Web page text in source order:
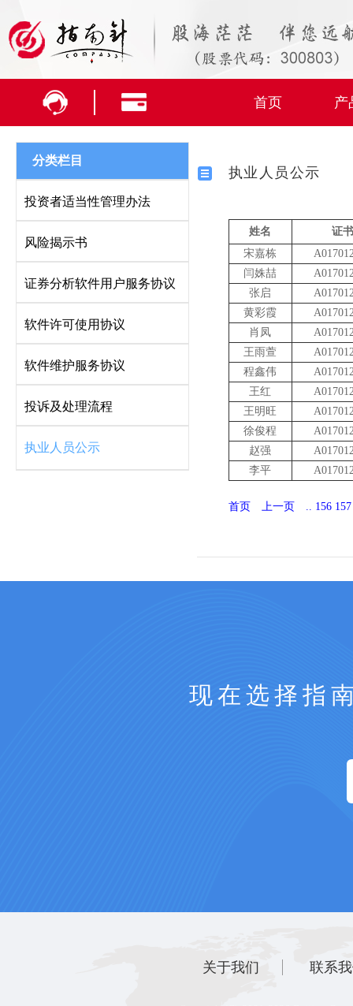
首页 产
分类栏目
投资者适当性管理办法
风险揭示书
证券分析软件用户服务协议
软件许可使用协议
软件维护服务协议
投诉及处理流程
执业人员公示
执业人员公示
姓名
证
宋嘉栋
闫姝喆
张启
黄彩霞
肖凤
王雨萱
程鑫伟
王红
王明旺
徐俊程
赵强
李平
首页 上一页 .. 156 157
现在选择指
关于我们 联系